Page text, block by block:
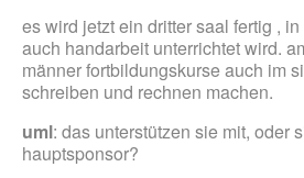
es wird jetzt ein dritter saal fertig ,
auch handarbeit unterrichtet wird.
männer fortbildungskurse auch im
schreiben und rechnen machen.
uml: das unterstützen sie mit, oder
hauptsponsor?